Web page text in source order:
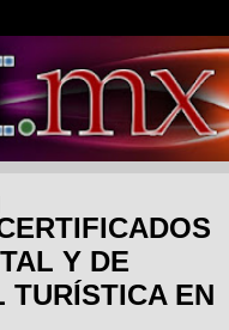
Y DE
TURÍSTICA EN